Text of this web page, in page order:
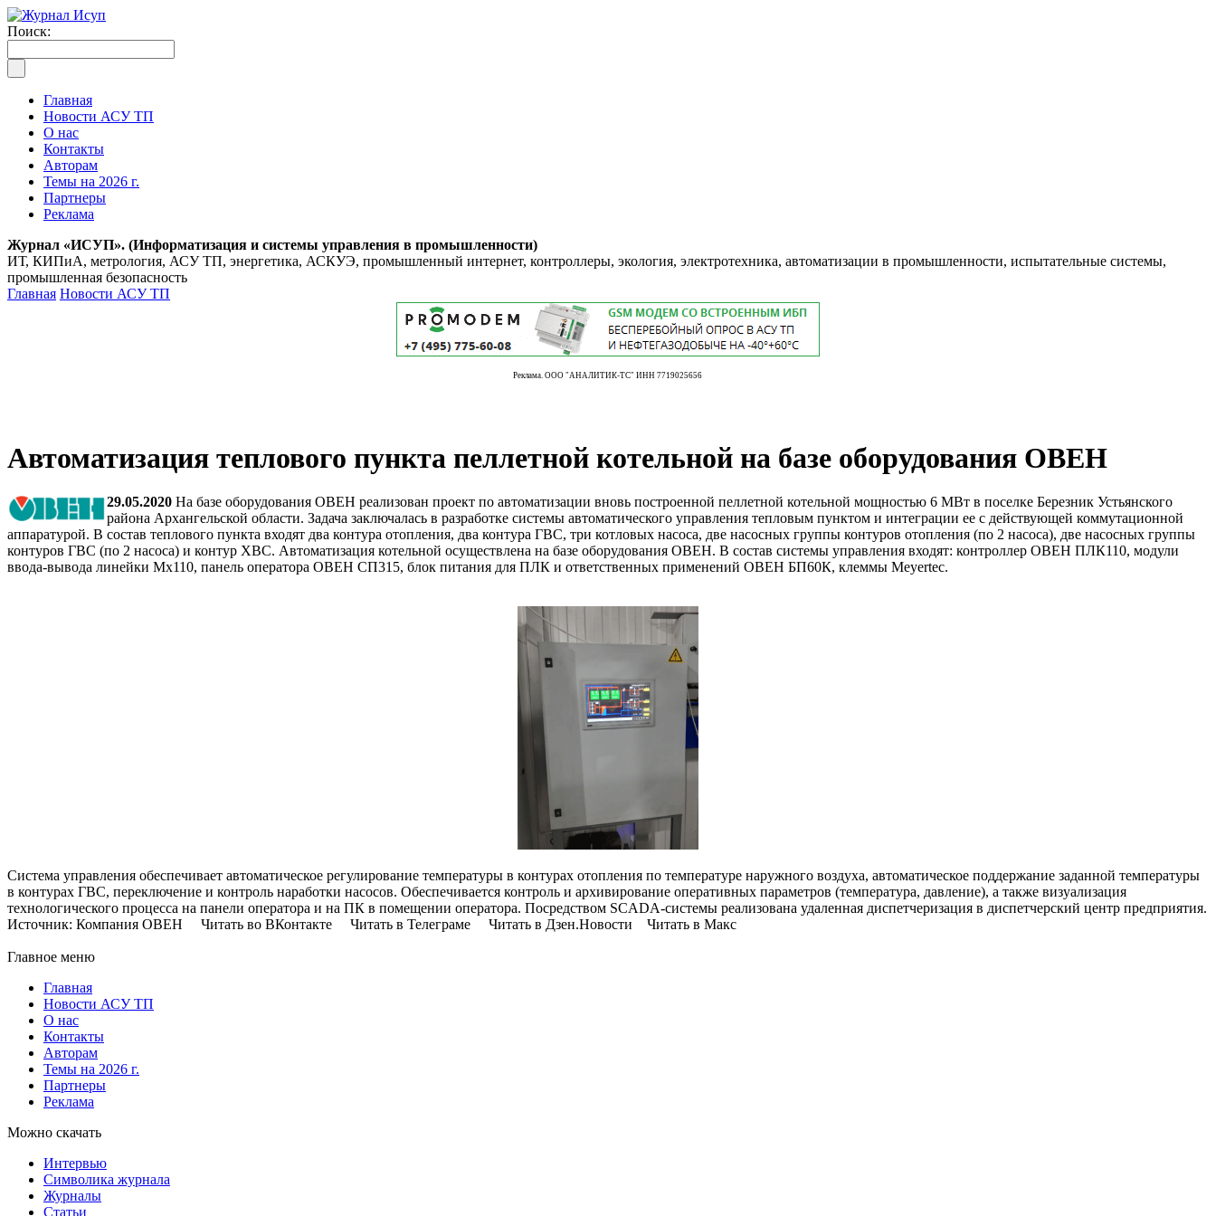
Поиск:
Главная
Новости АСУ ТП
О нас
Контакты
Авторам
Темы на 2026 г.
Партнеры
Реклама
Журнал «ИСУП». (Информатизация и системы управления в промышленности)
ИТ, КИПиА, метрология, АСУ ТП, энергетика, АСКУЭ, промышленный интернет, контроллеры, экология, электротехника, автоматизации в промышленности, испытательные системы,
промышленная безопасность
Главная Новости АСУ ТП
Реклама. ООО "АНАЛИТИК-ТС" ИНН 7719025656
Автоматизация теплового пункта пеллетной котельной на базе оборудования ОВЕН
29.05.2020 На базе оборудования ОВЕН реализован проект по автоматизации вновь построенной пеллетной котельной мощностью 6 МВт в поселке Березник Устьянского
района Архангельской области. Задача заключалась в разработке системы автоматического управления тепловым пунктом и интеграции ее с действующей коммутационной
аппаратурой. В состав теплового пункта входят два контура отопления, два контура ГВС, три котловых насоса, две насосных группы контуров отопления (по 2 насоса), две насосных группы
контуров ГВС (по 2 насоса) и контур ХВС. Автоматизация котельной осуществлена на базе оборудования ОВЕН. В состав системы управления входят: контроллер ОВЕН ПЛК110, модули
ввода-вывода линейки Мх110, панель оператора ОВЕН СП315, блок питания для ПЛК и ответственных применений ОВЕН БП60К, клеммы Meyerteс.
Система управления обеспечивает автоматическое регулирование температуры в контурах отопления по температуре наружного воздуха, автоматическое поддержание заданной температуры
в контурах ГВС, переключение и контроль наработки насосов. Обеспечивается контроль и архивирование оперативных параметров (температура, давление), а также визуализация
технологического процесса на панели оператора и на ПК в помещении оператора. Посредством SCADA-системы реализована удаленная диспетчеризация в диспетчерский центр предприятия.
Источник: Компания ОВЕН Читать во ВКонтакте Читать в Телеграме Читать в Дзен.Новости Читать в Макс
Главное меню
Главная
Новости АСУ ТП
О нас
Контакты
Авторам
Темы на 2026 г.
Партнеры
Реклама
Можно скачать
Интервью
Символика журнала
Журналы
Статьи